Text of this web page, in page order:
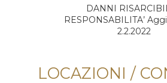
DANNI
RESPONSABILITA’
2.2.2022
LOCAZIONI /